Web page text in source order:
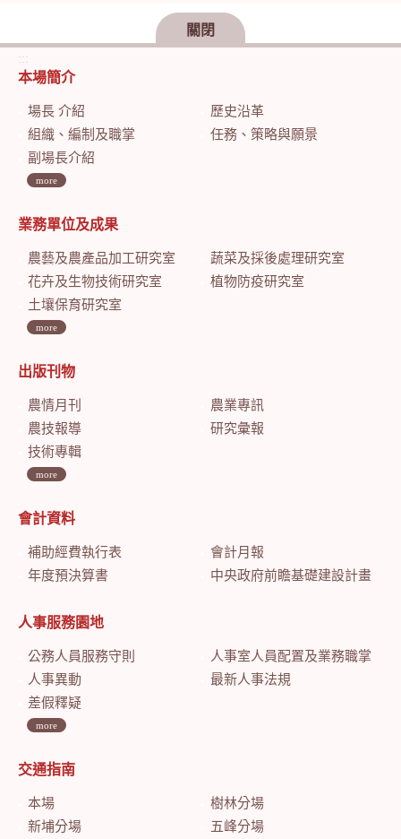
關閉
:::
本場簡介
場長 介紹
歷史沿革
組織、編制及職掌
任務、策略與願景
副場長介紹
more
業務單位及成果
農藝及農產品加工研究室
蔬菜及採後處理研究室
花卉及生物技術研究室
植物防疫研究室
土壤保育研究室
more
出版刊物
農情月刊
農業專訊
農技報導
研究彙報
技術專輯
more
會計資料
補助經費執行表
會計月報
年度預決算書
中央政府前瞻基礎建設計畫特別預算會計月報
人事服務園地
公務人員服務守則
人事室人員配置及業務職掌
人事異動
最新人事法規
差假釋疑
more
交通指南
本場
樹林分場
新埔分場
五峰分場